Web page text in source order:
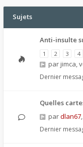
Sujets
Anti-insulte
1 2 3 4
par jimca,
Dernier
Quelles
pardlan67,
Dernier